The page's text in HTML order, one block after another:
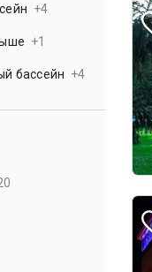
+4
+1
бассейн +4